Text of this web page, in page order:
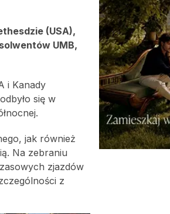
(USA),
UMB,
i Kanady
się w
jak również
Na zebraniu
zjazdów
z